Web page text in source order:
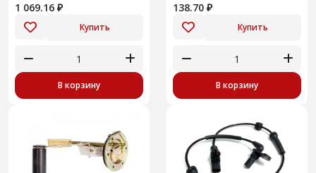
1 069.16 ₽
Купить
В корзину
138.70 ₽
Купить
В корзину